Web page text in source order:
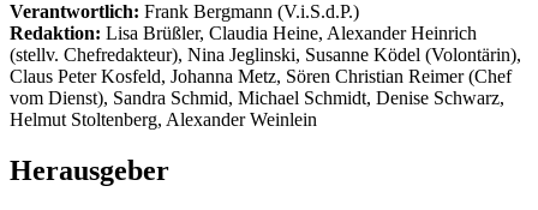
Verantwortlich: Frank Bergmann (V.i.S.d.P.)
Redaktion: Lisa Brüßler, Claudia Heine, Alexander Heinrich
(stellv. Chefredakteur), Nina Jeglinski, Susanne Ködel (Volontärin),
Claus Peter Kosfeld, Johanna Metz, Sören Christian Reimer (Chef
vom Dienst), Sandra Schmid, Michael Schmidt, Denise Schwarz,
Helmut Stoltenberg, Alexander Weinlein
Herausgeber